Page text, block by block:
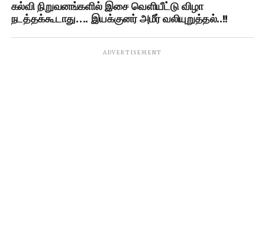
கல்வி நிறுவனங்களில் இசை வெளியீட்டு விழா
நடத்தக்கூடாது…. இயக்குனர் அமீர் வலியுறுத்தல்..!!
ADVERTISEMENT